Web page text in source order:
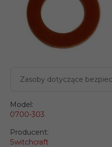
Zasoby dotyczące
Model:
0700-303
Producent:
Switchcraft